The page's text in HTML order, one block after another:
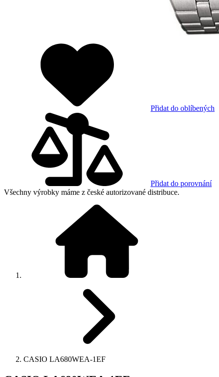
Přidat do oblíbených
Přidat do porovnání
Všechny výrobky máme z české autorizované distribuce.
CASIO LA680WEA-1EF